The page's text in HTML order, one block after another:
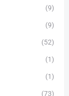
(9)
(9)
(52)
(1)
(1)
(73)